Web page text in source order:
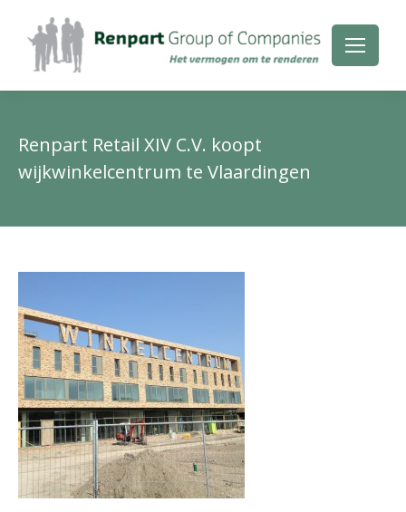
Renpart Retail XIV C.V. koopt
wijkwinkelcentrum te Vlaardingen